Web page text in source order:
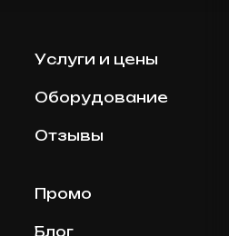
Услуги и цены
Оборудование
Отзывы
Промо
Блог